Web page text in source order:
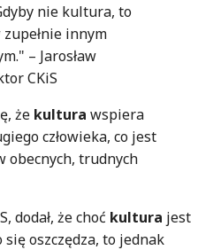
nie kultura, to
innym
– Jarosław
CKiS
że kultura wspiera
człowieka, co jest
obecnych, trudnych
dodał, że choć kultura jest
oszczędza, to jednak